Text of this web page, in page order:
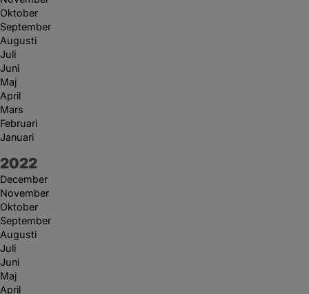
Oktober
September
Augusti
Juli
Juni
Maj
April
Mars
Februari
Januari
År:
2022
December
November
Oktober
September
Augusti
Juli
Juni
Maj
April